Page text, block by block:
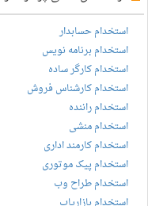
استخدام حسابدار
استخدام برنامه نویس
استخدام کارگر ساده
استخدام کارشناس فروش
استخدام راننده
استخدام منشی
استخدام کارمند اداری
استخدام پیک موتوری
استخدام طراح وب